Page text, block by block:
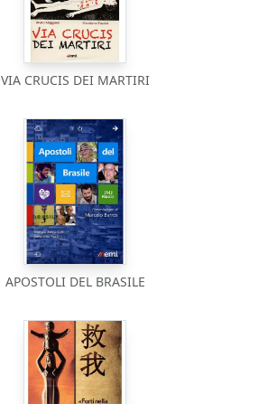
VIA CRUCIS DEI MARTIRI
APOSTOLI DEL BRASILE